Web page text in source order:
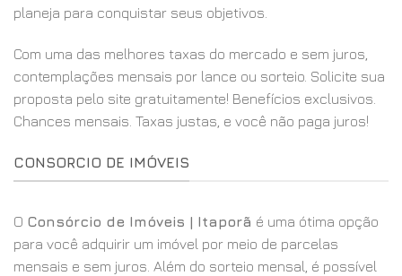
planeja para conquistar seus objetivos.
Com uma das melhores taxas do mercado e sem juros,
contemplações mensais por lance ou sorteio. Solicite sua
proposta pelo site gratuitamente! Benefícios exclusivos.
Chances mensais. Taxas justas, e você não paga juros!
CONSORCIO DE IMÓVEIS
O Consórcio de Imóveis | Itaporã é uma ótima opção
para você adquirir um imóvel por meio de parcelas
mensais e sem juros. Além do sorteio mensal, é possível